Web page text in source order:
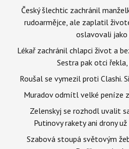
Český šlechtic zachránil
rudoarmějce, ale zaplatil
oslavovali jako
Lékař zachránil chlapci život a
Sestra pak otci
Roušal se vymezil proti Clashi.
Muradov odmítl velké peníze z
Zelenskyj se rozhodl uvalit
Putinovy rakety ani drony
Szabová stoupá světovým